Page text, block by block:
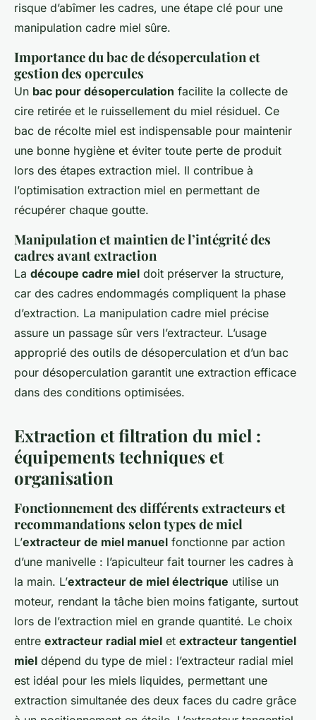
risque d’abîmer les cadres, une étape clé pour une
manipulation cadre miel sûre.
Importance du bac de désoperculation et
gestion des opercules
Un bac pour désoperculation facilite la collecte de
cire retirée et le ruissellement du miel résiduel. Ce
bac de récolte miel est indispensable pour maintenir
une bonne hygiène et éviter toute perte de produit
lors des étapes extraction miel. Il contribue à
l’optimisation extraction miel en permettant de
récupérer chaque goutte.
Manipulation et maintien de l’intégrité des
cadres avant extraction
La découpe cadre miel doit préserver la structure,
car des cadres endommagés compliquent la phase
d’extraction. La manipulation cadre miel précise
assure un passage sûr vers l’extracteur. L’usage
approprié des outils de désoperculation et d’un bac
pour désoperculation garantit une extraction efficace
dans des conditions optimisées.
Extraction et filtration du miel :
équipements techniques et
organisation
Fonctionnement des différents extracteurs et
recommandations selon types de miel
L’extracteur de miel manuel fonctionne par action
d’une manivelle : l’apiculteur fait tourner les cadres à
la main. L’extracteur de miel électrique utilise un
moteur, rendant la tâche bien moins fatigante, surtout
lors de l’extraction miel en grande quantité. Le choix
entre extracteur radial miel et extracteur tangentiel
miel dépend du type de miel : l’extracteur radial miel
est idéal pour les miels liquides, permettant une
extraction simultanée des deux faces du cadre grâce